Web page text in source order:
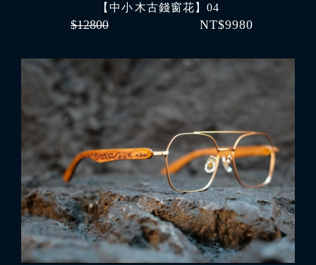
【中小 木古錢窗花】04
$12800 NT$9980